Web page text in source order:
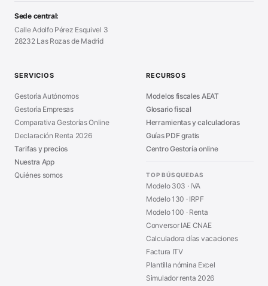
■Modelo Nómina PDF
■Calculadora Vacaciones
■Sanciones Hacienda
■Asesoría en Madrid
Sede central:
Calle Adolfo Pérez Esquivel 3
28232 Las Rozas de Madrid
SERVICIOS
Gestoría Autónomos
Gestoría Empresas
Comparativa Gestorías Online
Declaración Renta 2026
Tarifas y precios
Nuestra App
Quiénes somos
RECURSOS
Modelos fiscales AEAT
Glosario fiscal
Herramientas y calculadoras
Guías PDF gratis
Centro Gestoría online
TOP BÚSQUEDAS
Modelo 303 · IVA
Modelo 130 · IRPF
Modelo 100 · Renta
Conversor IAE CNAE
Calculadora días vacaciones
Factura ITV
Plantilla nómina Excel
Simulador renta 2026